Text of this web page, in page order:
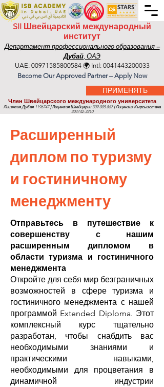
SII Швейцарский международный
институт
Департамент профессионального образования –
Дубай, ОАЭ
ПРИМЕНЯТЬ
Член Швейцарского международного университета
Лицензия Дубая 1196747 |Лицензия Швейцарии309.005.867 |Лицензия Кыргызстана
304742-3310
UAE: 00971585800584🌍 Intl: 0041443200033
Become Our Approved Partner – Apply Now
Расширенный
диплом по туризму
и гостиничному
менеджменту
Отправьтесь в путешествие к
совершенству с нашим
расширенным дипломом в
области туризма и гостиничного
менеджмента
Откройте для себя мир безграничных
возможностей в сфере туризма и
гостиничного менеджмента с нашей
программой Extended Diploma. Этот
комплексный курс тщательно
разработан, чтобы снабдить вас
необходимыми знаниями и
практическими навыками,
необходимыми для процветания в
динамичной индустрии